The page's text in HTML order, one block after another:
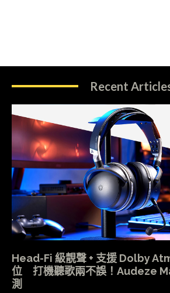
Recent
Head-Fi 級靚聲 + 支援 Dolby
位 打機聽歌兩不誤！Audeze
測